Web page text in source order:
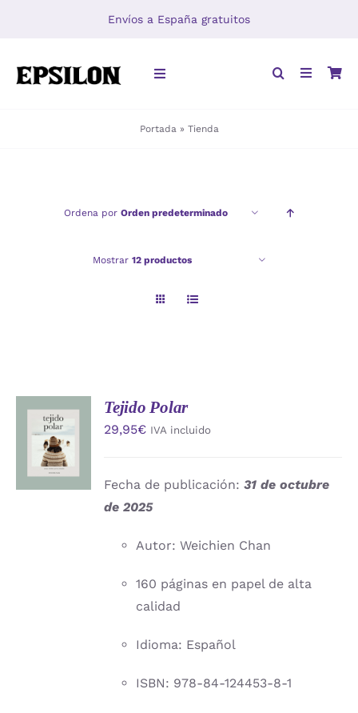
Envíos a España gratuitos
Toggle
Portada » Tienda
Ordena por Orden predeterminado
Mostrar 12 productos
AÑADIR
AL
CARRITO
/
DETALLES
Tejido Polar
29,95€ IVA incluido
Fecha de publicación:31 de octubre
de 2025
Autor: Weichien Chan
160 páginas en papel de alta
calidad
Idioma: Español
ISBN: 978-84-124453-8-1